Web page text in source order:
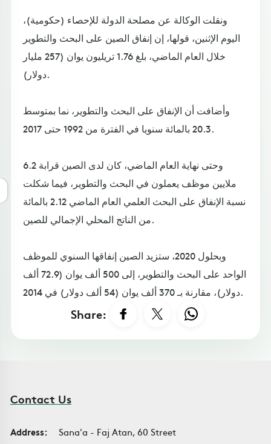
ونقلت الوكالة عن مصلحة الدولة للإحصاء (حكومية)،
اليوم الإثنين، قولها، إن إنفاق الصين على البحث والتطوير
خلال العام الماضي، بلغ 1.76 تريليون يوان (257 مليار
دولار).
وأضافت أن الإنفاق على البحث والتطوير، نما بمتوسط
20.3 بالمائة سنويا في الفترة من 1992 حتى 2017.
وحتى نهاية العام الماضي، كان لدى الصين قرابة 6.2
ملايين موظف يعملون في البحث والتطوير، فيما شكلت
نسبة الإنفاق على البحث العلمي العام الماضي 2.12 بالمائة
من الناتج المحلي الإجمالي للصين.
وبحلول 2020، ستزيد الصين إنفاقها السنوي للموظف
الواحد على البحث والتطوير، إلى 500 ألف يوان (72.9 ألف
دولار)، مقارنة بـ 370 ألف يوان (54 ألف دولار) في 2014.
Share:
Contact Us
Address:
Sana'a - Faj Atan, 60 Street